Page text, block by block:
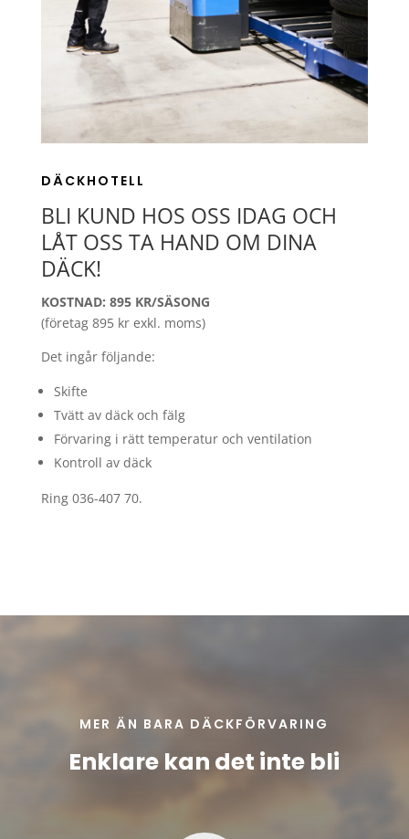
DÄCKHOTELL
BLI KUND HOS OSS IDAG OCH
LÅT OSS TA HAND OM DINA
DÄCK!
KOSTNAD: 895 KR/SÄSONG
(företag 895 kr exkl. moms)
Det ingår följande:
Skifte
Tvätt av däck och fälg
Förvaring i rätt temperatur och ventilation
Kontroll av däck
Ring 036-407 70.
MER ÄN BARA DÄCKFÖRVARING
Enklare kan det inte bli